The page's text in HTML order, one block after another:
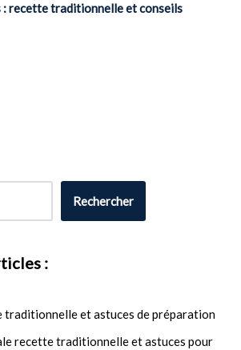
: recette traditionnelle et conseils
Rechercher
:
traditionnelle et astuces de préparation
recette traditionnelle et astuces pour